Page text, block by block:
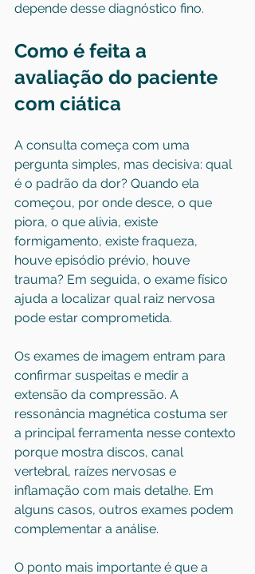
depende desse diagnóstico fino.
Como é feita a
avaliação do paciente
com ciática
A consulta começa com uma
pergunta simples, mas decisiva: qual
é o padrão da dor? Quando ela
começou, por onde desce, o que
piora, o que alivia, existe
formigamento, existe fraqueza,
houve episódio prévio, houve
trauma? Em seguida, o exame físico
ajuda a localizar qual raiz nervosa
pode estar comprometida.
Os exames de imagem entram para
confirmar suspeitas e medir a
extensão da compressão. A
ressonância magnética costuma ser
a principal ferramenta nesse contexto
porque mostra discos, canal
vertebral, raízes nervosas e
inflamação com mais detalhe. Em
alguns casos, outros exames podem
complementar a análise.
O ponto mais importante é que a